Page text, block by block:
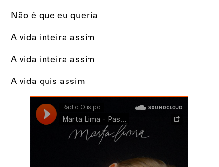
Não é que eu queria
A vida inteira assim
A vida inteira assim
A vida quis assim